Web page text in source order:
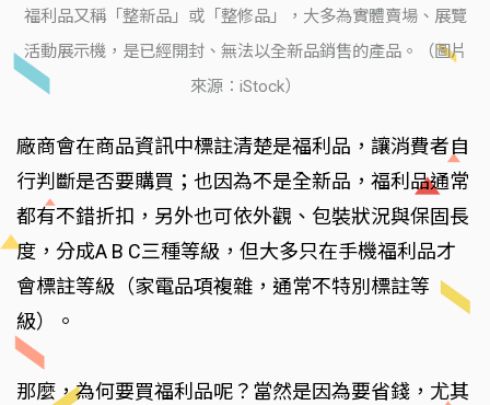
福利品又稱「整新品」或「整修品」，大多為實體賣場、展覽
活動展示機，是已經開封、無法以全新品銷售的產品。（圖片
來源：iStock）
廠商會在商品資訊中標註清楚是福利品，讓消費者自
行判斷是否要購買；也因為不是全新品，福利品通常
都有不錯折扣，另外也可依外觀、包裝狀況與保固長
度，分成A B C三種等級，但大多只在手機福利品才
會標註等級（家電品項複雜，通常不特別標註等
級）。
那麼，為何要買福利品呢？當然是因為要省錢，尤其